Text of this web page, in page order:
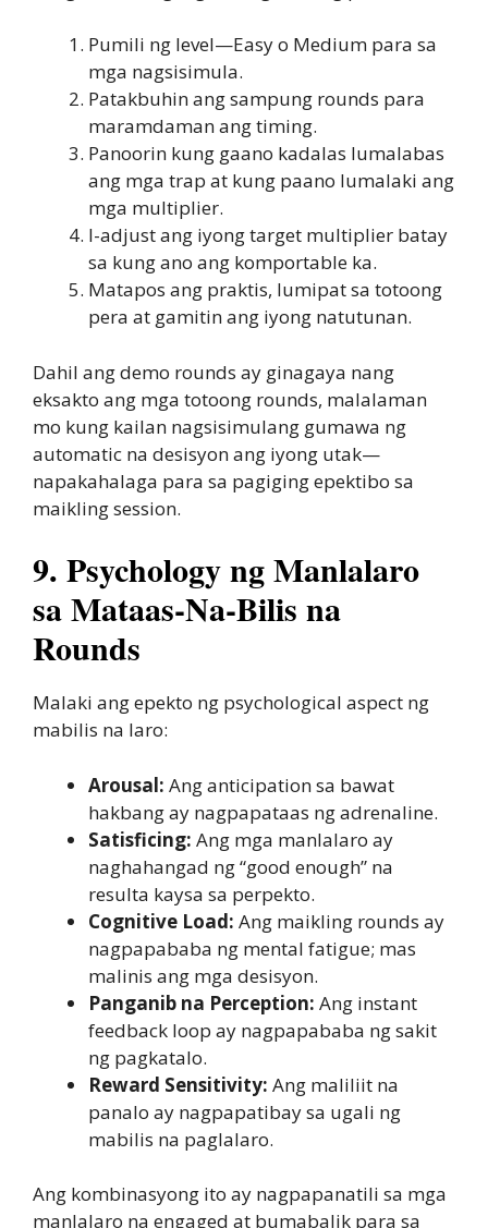
Pumili ng level—Easy o Medium para sa
mga nagsisimula.
Patakbuhin ang sampung rounds para
maramdaman ang timing.
Panoorin kung gaano kadalas lumalabas
ang mga trap at kung paano lumalaki ang
mga multiplier.
I-adjust ang iyong target multiplier batay
sa kung ano ang komportable ka.
Matapos ang praktis, lumipat sa totoong
pera at gamitin ang iyong natutunan.
Dahil ang demo rounds ay ginagaya nang
eksakto ang mga totoong rounds, malalaman
mo kung kailan nagsisimulang gumawa ng
automatic na desisyon ang iyong utak—
napakahalaga para sa pagiging epektibo sa
maikling session.
9. Psychology ng Manlalaro
sa Mataas‑Na‑Bilis na
Rounds
Malaki ang epekto ng psychological aspect ng
mabilis na laro:
Arousal: Ang anticipation sa bawat
hakbang ay nagpapataas ng adrenaline.
Satisficing: Ang mga manlalaro ay
naghahangad ng “good enough” na
resulta kaysa sa perpekto.
Cognitive Load: Ang maikling rounds ay
nagpapababa ng mental fatigue; mas
malinis ang mga desisyon.
Panganib na Perception: Ang instant
feedback loop ay nagpapababa ng sakit
ng pagkatalo.
Reward Sensitivity: Ang maliliit na
panalo ay nagpapatibay sa ugali ng
mabilis na paglalaro.
Ang kombinasyong ito ay nagpapanatili sa mga
manlalaro na engaged at bumabalik para sa